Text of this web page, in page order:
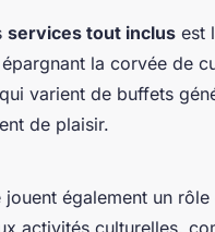
services tout inclus est
la corvée de
varient de buffets
de plaisir.
également un
activités culturelles,